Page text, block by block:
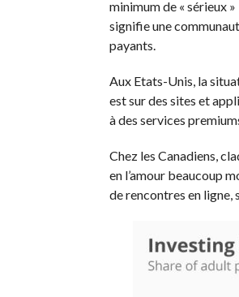
minimum de « sérieux
signifie une
payants.
Aux Etats-Unis, la
est sur des sites et
à des services
Chez les Canadiens,
en l’amour beaucoup
de rencontres en ligne,